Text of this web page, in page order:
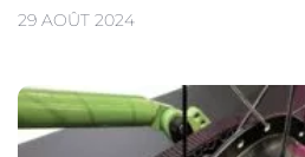
29 AOÛT 2024